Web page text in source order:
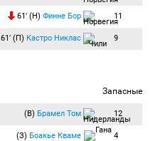
61′ (Н) Финне Бор 11
61′ (П) Кастро Никлас 9
Запасные
(В) Брамел Том 12
(З) Боакье Кваме 4